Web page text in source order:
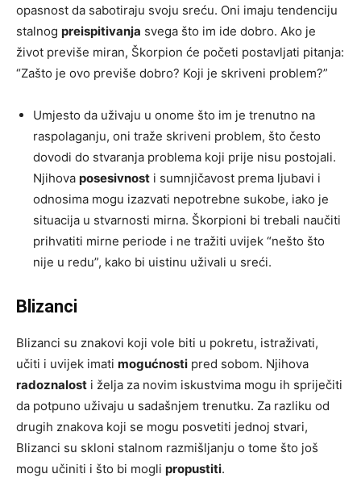
opasnost da sabotiraju svoju sreću. Oni imaju tendenciju
stalnog preispitivanja svega što im ide dobro. Ako je
život previše miran, Škorpion će početi postavljati pitanja:
“Zašto je ovo previše dobro? Koji je skriveni problem?”
Umjesto da uživaju u onome što im je trenutno na
raspolaganju, oni traže skriveni problem, što često
dovodi do stvaranja problema koji prije nisu postojali.
Njihova posesivnost i sumnjičavost prema ljubavi i
odnosima mogu izazvati nepotrebne sukobe, iako je
situacija u stvarnosti mirna. Škorpioni bi trebali naučiti
prihvatiti mirne periode i ne tražiti uvijek “nešto što
nije u redu”, kako bi uistinu uživali u sreći.
Blizanci
Blizanci su znakovi koji vole biti u pokretu, istraživati,
učiti i uvijek imati mogućnosti pred sobom. Njihova
radoznalost i želja za novim iskustvima mogu ih spriječiti
da potpuno uživaju u sadašnjem trenutku. Za razliku od
drugih znakova koji se mogu posvetiti jednoj stvari,
Blizanci su skloni stalnom razmišljanju o tome što još
mogu učiniti i što bi mogli propustiti.